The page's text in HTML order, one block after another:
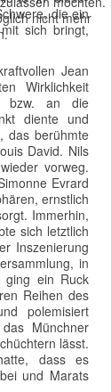
die ein
sich bringt,
Jean
Wirklichkeit
bzw. an die
diente und
das berühmte
David. Nils
vorweg.
Evrard
ernstlich
Immerhin,
sich letztlich
Inszenierung
in
ging ein Ruck
Reihen des
polemisiert
Münchner
lässt.
dass es
und Marats
nicht mehr